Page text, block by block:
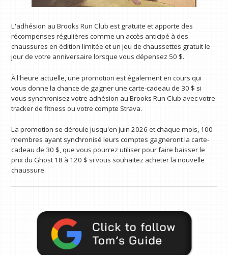
L'adhésion au Brooks Run Club est gratuite et apporte des
récompenses régulières comme un accès anticipé à des
chaussures en édition limitée et un jeu de chaussettes gratuit le
jour de votre anniversaire lorsque vous dépensez 50 $.
À l'heure actuelle, une promotion est également en cours qui
vous donne la chance de gagner une carte-cadeau de 30 $ si
vous synchronisez votre adhésion au Brooks Run Club avec votre
tracker de fitness ou votre compte Strava.
La promotion se déroule jusqu'en juin 2026 et chaque mois, 100
membres ayant synchronisé leurs comptes gagneront la carte-
cadeau de 30 $, que vous pourrez utiliser pour faire baisser le
prix du Ghost 18 à 120 $ si vous souhaitez acheter la nouvelle
chaussure.